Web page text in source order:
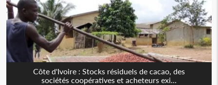
Côte d'Ivoire : Stocks résiduels de cacao, des
sociétés coopératives et acheteurs exi...